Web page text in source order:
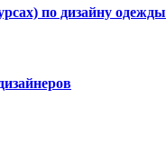
по дизайну одежды